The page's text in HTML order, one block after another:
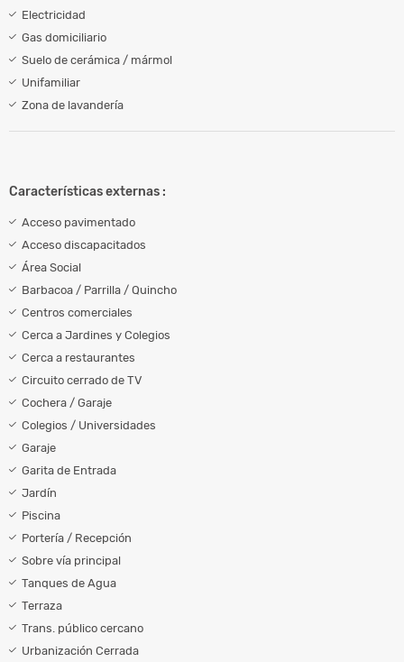
Electricidad
Gas domiciliario
Suelo de cerámica / mármol
Unifamiliar
Zona de lavandería
Características externas :
Acceso pavimentado
Acceso discapacitados
Área Social
Barbacoa / Parrilla / Quincho
Centros comerciales
Cerca a Jardines y Colegios
Cerca a restaurantes
Circuito cerrado de TV
Cochera / Garaje
Colegios / Universidades
Garaje
Garita de Entrada
Jardín
Piscina
Portería / Recepción
Sobre vía principal
Tanques de Agua
Terraza
Trans. público cercano
Urbanización Cerrada